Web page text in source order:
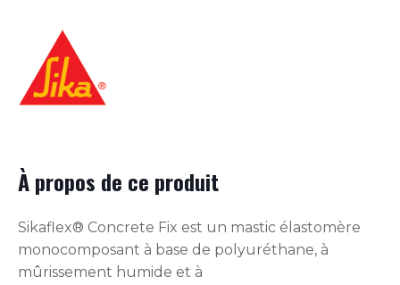
À propos de ce produit
Sikaflex® Concrete Fix est un mastic élastomère
monocomposant à base de polyuréthane, à
mûrissement humide et à